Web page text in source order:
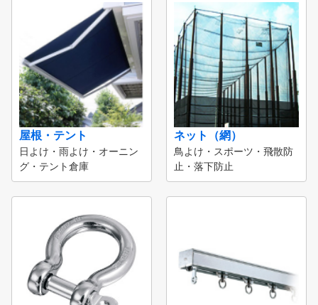
屋根・テント
日よけ・雨よけ・オーニン
グ・テント倉庫
ネット（網）
鳥よけ・スポーツ・飛散防
止・落下防止